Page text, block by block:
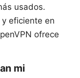
usados.
eficiente en
ofrece
mi